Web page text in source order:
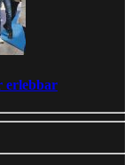
erlebbar